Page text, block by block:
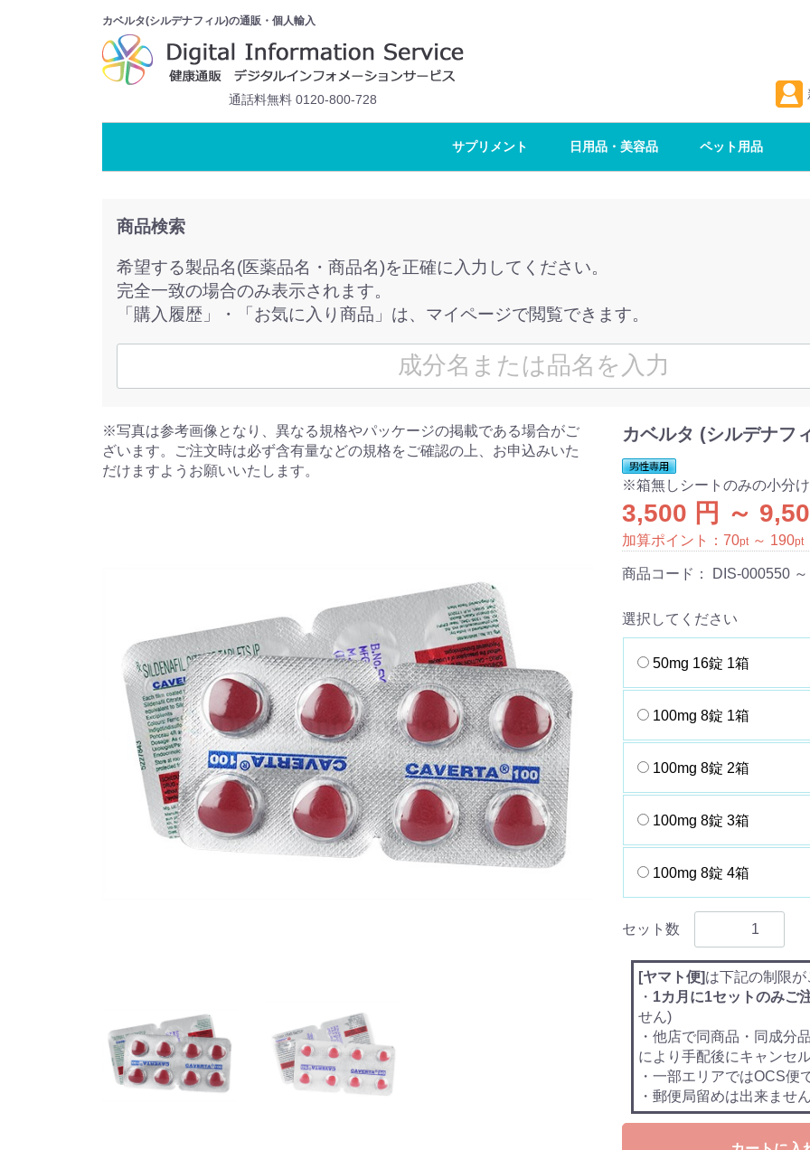
カベルタ(シルデナフィル)の通販・個人輸入
通話料無料 0120-800-728
サプリメント 日用品・美容品 ペット用品
商品検索
希望する製品名(医薬品名・商品名)を正確に入力してください。
完全一致の場合のみ表示されます。
「購入履歴」・「お気に入り商品」は、マイページで閲覧できます。
※写真は参考画像となり、異なる規格やパッケージの掲載である場合がご
ざいます。ご注文時は必ず含有量などの規格をご確認の上、お申込みいた
だけますようお願いいたします。
カベルタ (シルデナフ
※箱無しシートのみの小分け
3,500 円 ～
加算ポイント： 70pt ～ 190pt
商品コード： DIS-000550
選択してください
50mg 16錠 1箱
100mg 8錠 1箱
100mg 8錠 2箱
100mg 8錠 3箱
100mg 8錠 4箱
セット数
[ヤマト便]は下記の制限
・ 1カ月に1セットのみご
せん)
・他店で同商品・同成分
により手配後にキャンセ
・一部エリアではOCS便
・郵便局留めは出来ません